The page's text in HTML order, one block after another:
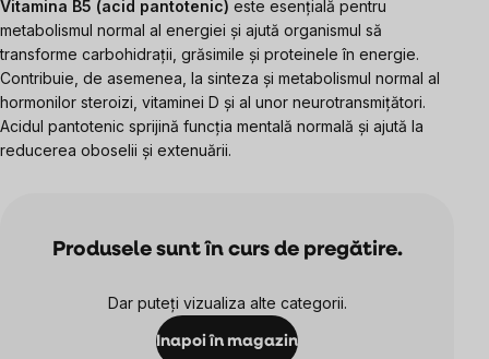
Vitamina B5 (acid pantotenic) este esențială pentru
metabolismul normal al energiei și ajută organismul să
transforme carbohidrații, grăsimile și proteinele în energie.
Contribuie, de asemenea, la sinteza și metabolismul normal al
hormonilor steroizi, vitaminei D și al unor neurotransmițători.
Acidul pantotenic sprijină funcția mentală normală și ajută la
reducerea oboselii și extenuării.
Produsele sunt în curs de pregătire.
Dar puteţi vizualiza alte categorii.
Inapoi în magazin